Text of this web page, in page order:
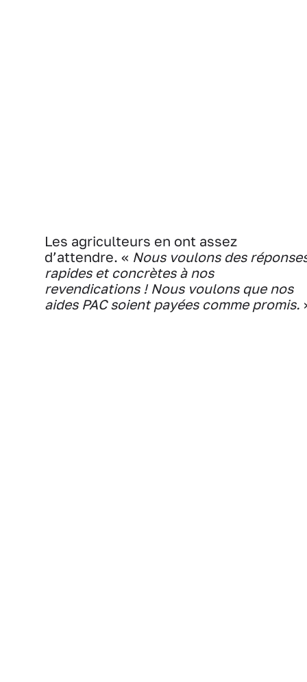
Les agriculteurs en ont assez
d’attendre. « Nous voulons des
rapides et concrètes à nos
revendications ! Nous voulons que nos
aides PAC soient payées comme promis.